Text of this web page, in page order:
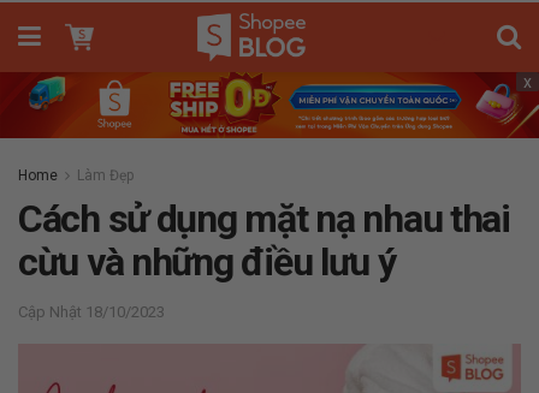
x
Home Làm Đẹp
Cách sử dụng mặt nạ nhau thai
cừu và những điều lưu ý
18/10/2023